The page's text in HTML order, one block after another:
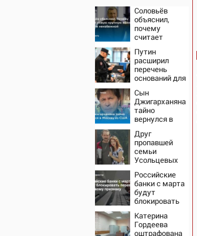
Соловьёв
объяснил,
почему
считает
крупную
войну в
Европе
неизбежной
Путин
расширил
перечень
оснований для
мигрантов
Сын
Джигарханяна
тайно
вернулся в
США
Друг
пропавшей
семьи
Усольцевых
аудиосообщение
от них
Российские
банки с марта
будут
блокировать
новому
признаку
Катерина
Гордеева
оштрафована